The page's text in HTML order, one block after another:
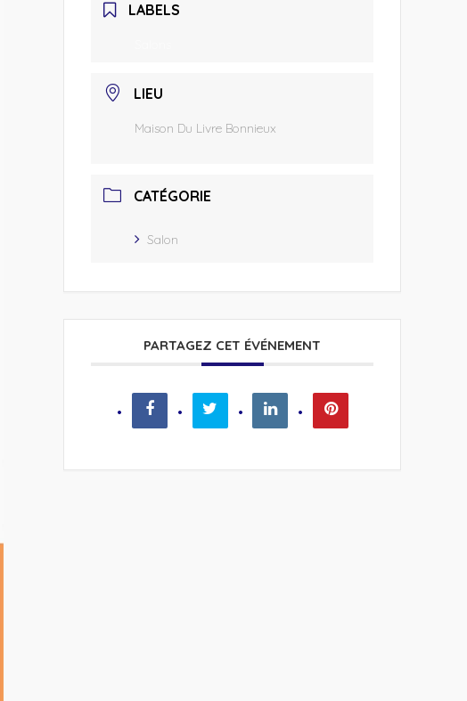
LABELS
LIEU
Maison Du Livre Bonnieux
CATÉGORIE
Salon
PARTAGEZ CET ÉVÉNEMENT